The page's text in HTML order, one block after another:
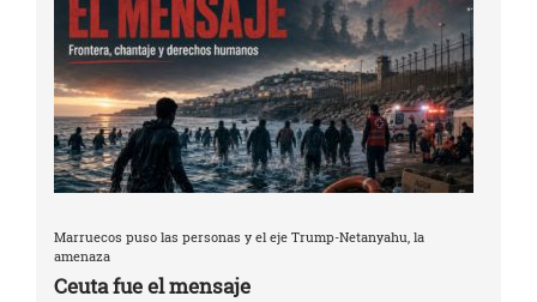
Marruecos puso las personas y el eje Trump-Netanyahu, la
amenaza
Ceuta fue el mensaje